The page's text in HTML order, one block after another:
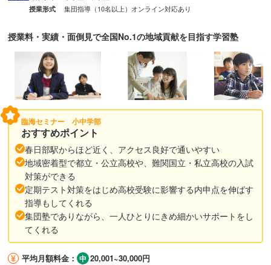
授業形式 集団指導（10名以上） オンライン対応あり
授業料・実績・面倒見で全国No.1の地域貢献を目指す学習塾
臨海セミナー 小中学部
おすすめポイント
春日部駅からほど近く、アクセス良好で通いやすい
地域密着型で都立・公立高校や、難関国立・私立高校の入試
対策ができる
定期テスト対策をはじめ高校受験に影響する内申点を伸ばす
指導もしてくれる
集団塾でありながら、一人ひとりにきめ細かいサポートをし
てくれる
平均月額料金： 20,001~30,000円